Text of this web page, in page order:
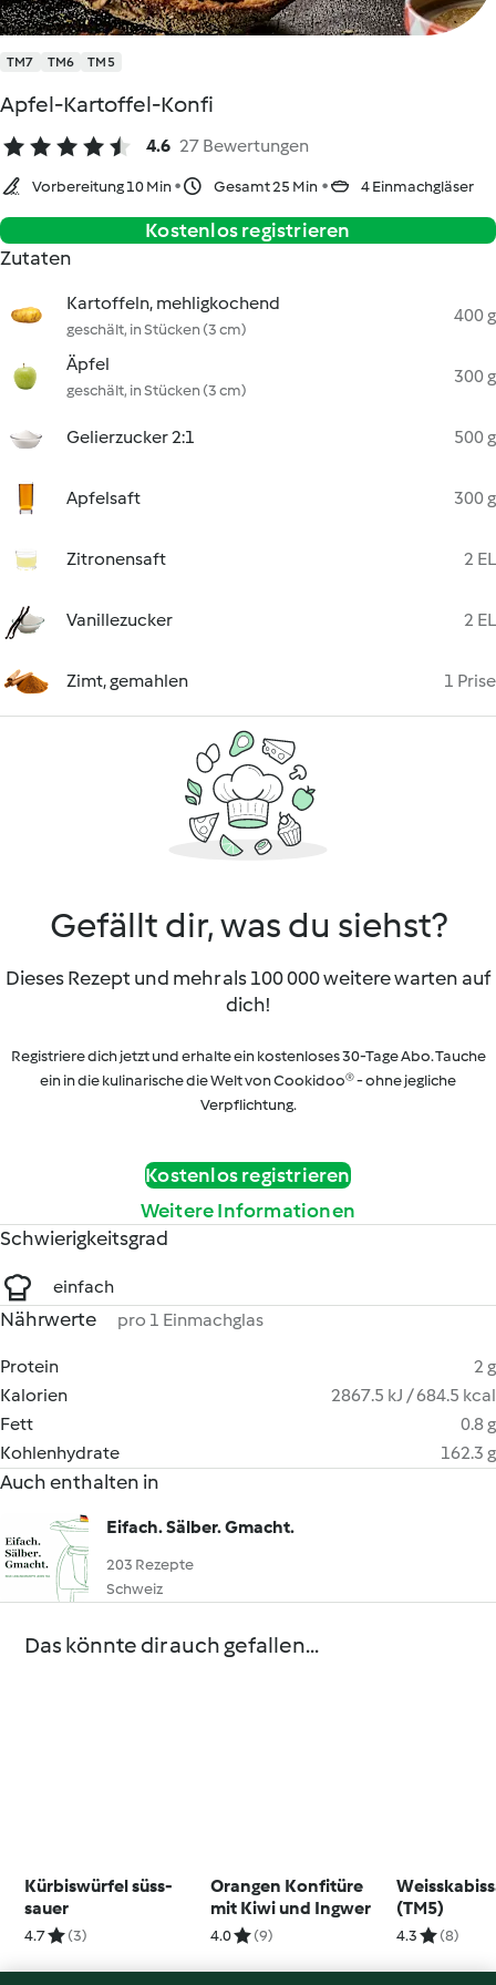
TM7 TM6 TM5
Apfel-Kartoffel-Konfi
4.6 27 Bewertungen
Vorbereitung 10 Min Gesamt 25 Min 4 Einmachgläser
Kostenlos registrieren
Zutaten
Kartoffeln, mehligkochend
geschält, in Stücken (3 cm)
400 g
Äpfel
geschält, in Stücken (3 cm)
300 g
Gelierzucker 2:1 500 g
Apfelsaft 300 g
Zitronensaft 2 EL
Vanillezucker 2 EL
Zimt, gemahlen 1 Prise
Gefällt dir, was du siehst?
Dieses Rezept und mehr als 100 000 weitere warten auf
dich!
Registriere dich jetzt und erhalte ein kostenloses 30-Tage Abo. Tauche
ein in die kulinarische die Welt von Cookidoo® - ohne jegliche
Verpflichtung.
Kostenlos registrieren
Weitere Informationen
Schwierigkeitsgrad
einfach
Nährwerte pro 1 Einmachglas
Protein
2 g
Kalorien
2867.5 kJ / 684.5 kcal
Fett
0.8 g
Kohlenhydrate
162.3 g
Auch enthalten in
Eifach. Sälber. Gmacht.
203 Rezepte
Schweiz
Das könnte dir auch gefallen...
Kürbiswürfel süss-
sauer
4.7 (3)
Orangen Konfitüre
mit Kiwi und Ingwer
4.0 (9)
(TM5)
4.3 (8)